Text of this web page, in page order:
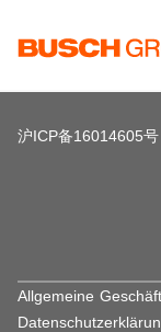
沪ICP备16014605号
Allgemeine